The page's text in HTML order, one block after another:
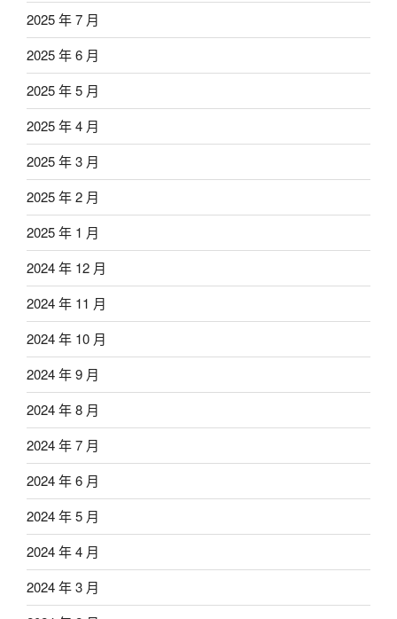
2025 年 7 月
2025 年 6 月
2025 年 5 月
2025 年 4 月
2025 年 3 月
2025 年 2 月
2025 年 1 月
2024 年 12 月
2024 年 11 月
2024 年 10 月
2024 年 9 月
2024 年 8 月
2024 年 7 月
2024 年 6 月
2024 年 5 月
2024 年 4 月
2024 年 3 月